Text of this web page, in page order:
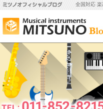
全国対応